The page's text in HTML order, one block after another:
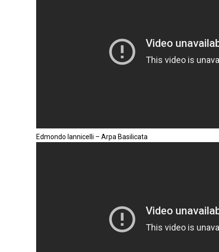
Edmondo Iannicelli – Arpa Basilicata